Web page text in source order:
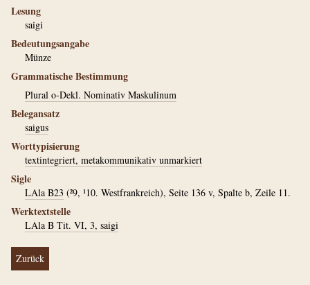
Lesung
saigi
Bedeutungsangabe
Münze
Grammatische Bestimmung
Plural o-Dekl. Nominativ Maskulinum
Belegansatz
saigus
Worttypisierung
textintegriert, metakommunikativ unmarkiert
Sigle
LAla B23 (²9, ¹10. Westfrankreich), Seite 136 v, Spalte b, Zeile 11.
Werktextstelle
LAla B Tit. VI, 3, saigi
Zurück